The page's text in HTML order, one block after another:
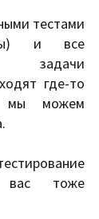
тестами
и все
задачи
где-то
мы можем
тоже